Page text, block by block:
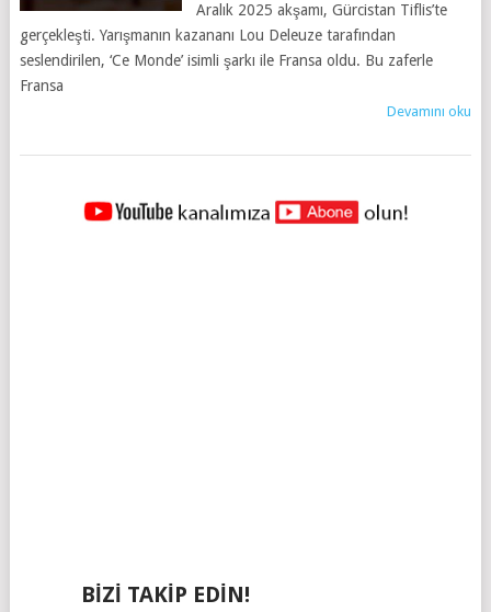
Aralık 2025 akşamı, Gürcistan Tiflis’te
gerçekleşti. Yarışmanın kazananı Lou Deleuze tarafından
seslendirilen, ‘Ce Monde’ isimli şarkı ile Fransa oldu. Bu zaferle
Fransa
Devamını oku
YAZILAR
BIZI TAKIP EDIN!